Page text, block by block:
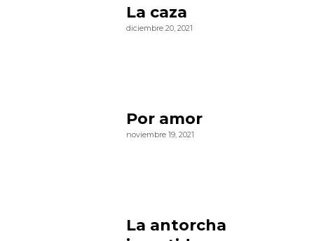
La caza
diciembre 20, 2021
Por amor
noviembre 19, 2021
La antorcha